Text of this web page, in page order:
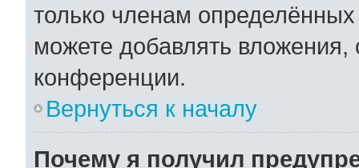
только членам
можете добавлять
конференции.
Вернуться к началу
Почему я получил